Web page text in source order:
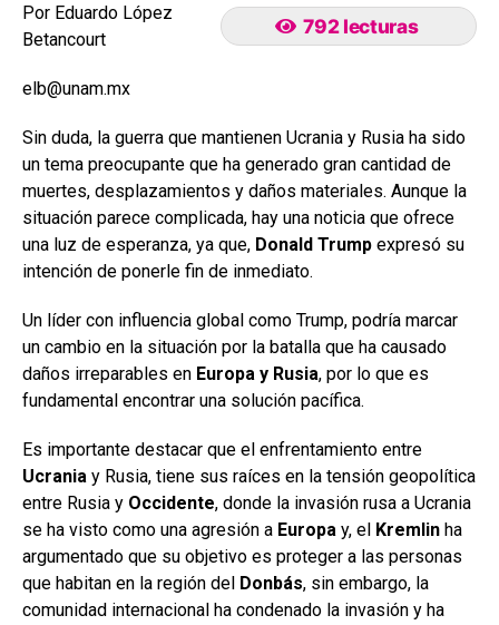
792 lecturas
Por Eduardo López
Betancourt
elb@unam.mx
Sin duda, la guerra que mantienen Ucrania y Rusia ha sido
un tema preocupante que ha generado gran cantidad de
muertes, desplazamientos y daños materiales. Aunque la
situación parece complicada, hay una noticia que ofrece
una luz de esperanza, ya que, Donald Trump expresó su
intención de ponerle fin de inmediato.
Un líder con influencia global como Trump, podría marcar
un cambio en la situación por la batalla que ha causado
daños irreparables en Europa y Rusia, por lo que es
fundamental encontrar una solución pacífica.
Es importante destacar que el enfrentamiento entre
Ucrania y Rusia, tiene sus raíces en la tensión geopolítica
entre Rusia y Occidente, donde la invasión rusa a Ucrania
se ha visto como una agresión a Europa y, el Kremlin ha
argumentado que su objetivo es proteger a las personas
que habitan en la región del Donbás, sin embargo, la
comunidad internacional ha condenado la invasión y ha